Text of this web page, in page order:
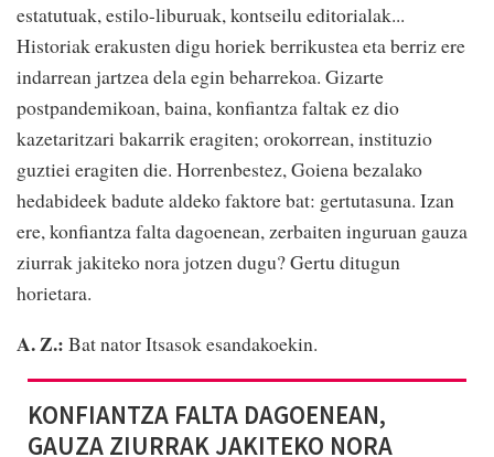
estatutuak, estilo-liburuak, kontseilu editorialak...
Historiak erakusten digu horiek berrikustea eta berriz ere
indarrean jartzea dela egin beharrekoa. Gizarte
postpandemikoan, baina, konfiantza faltak ez dio
kazetaritzari bakarrik eragiten; orokorrean, instituzio
guztiei eragiten die. Horrenbestez, Goiena bezalako
hedabideek badute aldeko faktore bat: gertutasuna. Izan
ere, konfiantza falta dagoenean, zerbaiten inguruan gauza
ziurrak jakiteko nora jotzen dugu? Gertu ditugun
horietara.
A. Z.: Bat nator Itsasok esandakoekin.
KONFIANTZA FALTA DAGOENEAN,
GAUZA ZIURRAK JAKITEKO NORA